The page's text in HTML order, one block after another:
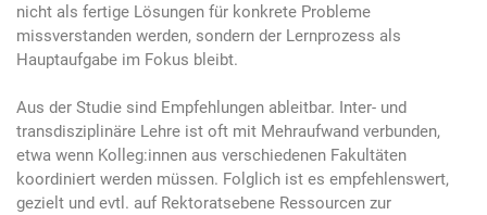
nicht als fertige Lösungen für konkrete Probleme
missverstanden werden, sondern der Lernprozess als
Hauptaufgabe im Fokus bleibt.
Aus der Studie sind Empfehlungen ableitbar. Inter- und
transdisziplinäre Lehre ist oft mit Mehraufwand verbunden,
etwa wenn Kolleg:innen aus verschiedenen Fakultäten
koordiniert werden müssen. Folglich ist es empfehlenswert,
gezielt und evtl. auf Rektoratsebene Ressourcen zur